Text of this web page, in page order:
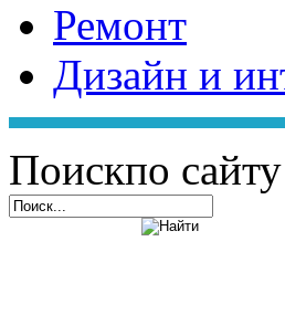
Ремонт
Дизайн и
Поискпо сайту